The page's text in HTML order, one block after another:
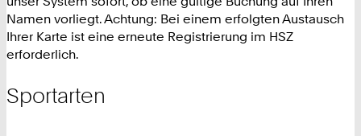
Namen vorliegt. Achtung: Bei einem erfolgten Austausch
Ihrer Karte ist eine erneute Registrierung im HSZ
erforderlich.
Sportarten